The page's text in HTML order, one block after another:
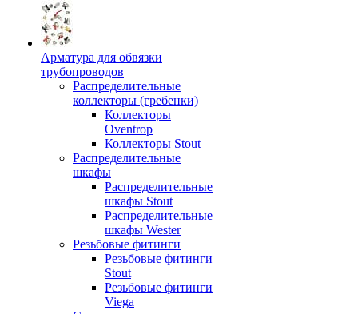
Арматура для обвязки
трубопроводов
Распределительные
коллекторы (гребенки)
Коллекторы
Oventrop
Коллекторы Stout
Распределительные
шкафы
Распределительные
шкафы Stout
Распределительные
шкафы Wester
Резьбовые фитинги
Резьбовые фитинги
Stout
Резьбовые фитинги
Viega